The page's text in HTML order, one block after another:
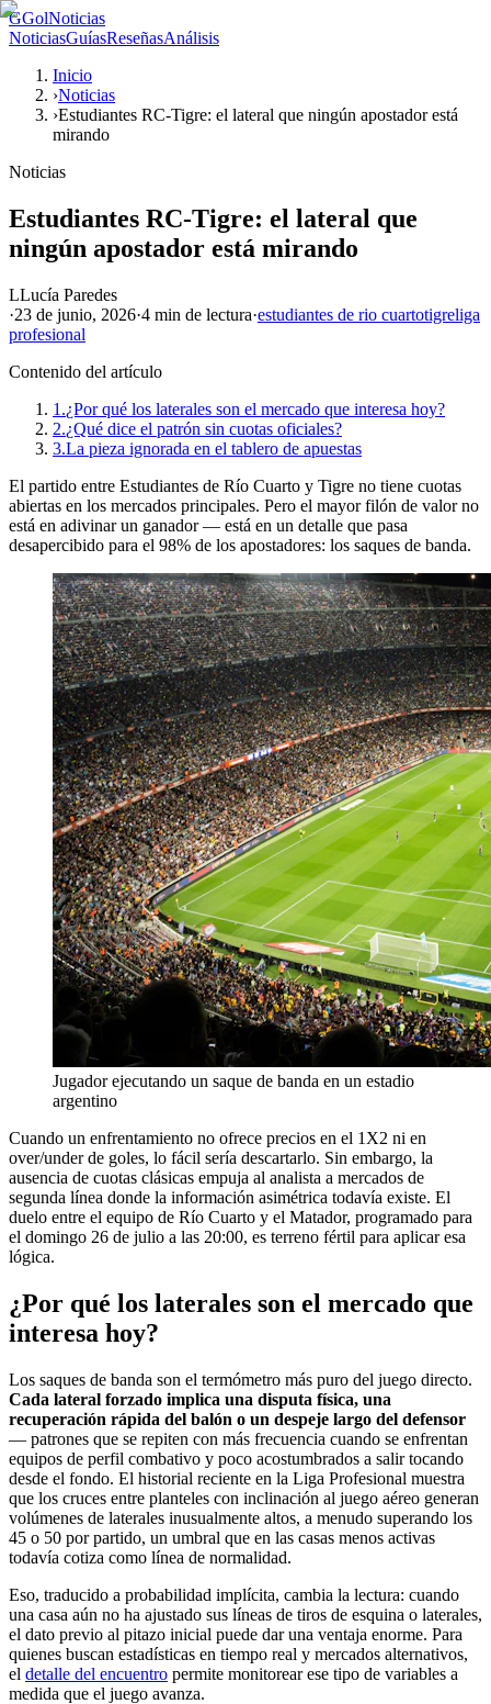
GGolNoticias
NoticiasGuíasReseñasAnálisis
Inicio
›Noticias
›Estudiantes RC-Tigre: el lateral que ningún apostador está
mirando
Noticias
Estudiantes RC-Tigre: el lateral que
ningún apostador está mirando
LLucía Paredes
·23 de junio, 2026·4 min de lectura·estudiantes de rio cuartotigreliga
profesional
Contenido del artículo
1.¿Por qué los laterales son el mercado que interesa hoy?
2.¿Qué dice el patrón sin cuotas oficiales?
3.La pieza ignorada en el tablero de apuestas
El partido entre Estudiantes de Río Cuarto y Tigre no tiene cuotas
abiertas en los mercados principales. Pero el mayor filón de valor no
está en adivinar un ganador — está en un detalle que pasa
desapercibido para el 98% de los apostadores: los saques de banda.
Jugador ejecutando un saque de banda en un estadio
argentino
Cuando un enfrentamiento no ofrece precios en el 1X2 ni en
over/under de goles, lo fácil sería descartarlo. Sin embargo, la
ausencia de cuotas clásicas empuja al analista a mercados de
segunda línea donde la información asimétrica todavía existe. El
duelo entre el equipo de Río Cuarto y el Matador, programado para
el domingo 26 de julio a las 20:00, es terreno fértil para aplicar esa
lógica.
¿Por qué los laterales son el mercado que
interesa hoy?
Los saques de banda son el termómetro más puro del juego directo.
Cada lateral forzado implica una disputa física, una
recuperación rápida del balón o un despeje largo del defensor
— patrones que se repiten con más frecuencia cuando se enfrentan
equipos de perfil combativo y poco acostumbrados a salir tocando
desde el fondo. El historial reciente en la Liga Profesional muestra
que los cruces entre planteles con inclinación al juego aéreo generan
volúmenes de laterales inusualmente altos, a menudo superando los
45 o 50 por partido, un umbral que en las casas menos activas
todavía cotiza como línea de normalidad.
Eso, traducido a probabilidad implícita, cambia la lectura: cuando
una casa aún no ha ajustado sus líneas de tiros de esquina o laterales,
el dato previo al pitazo inicial puede dar una ventaja enorme. Para
quienes buscan estadísticas en tiempo real y mercados alternativos,
el detalle del encuentro permite monitorear ese tipo de variables a
medida que el juego avanza.